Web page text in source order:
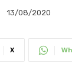
13/08/2020
X